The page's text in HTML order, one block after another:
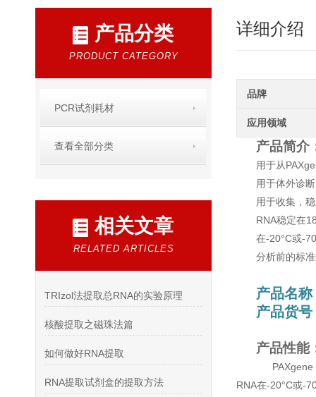
产品分类
PRODUCT CATEGORY
PCR试剂耗材
查看全部分类
相关文章
RELATED ARTICLES
TRIzol法提取总RNA的实验原理
核酸提取之磁珠法篇
如何做好RNA提取
RNA提取试剂盒的提取方法
详细介绍
品牌
应用领域
产品简介
用于从
用于体外诊
用于收集，
RNA稳定在
在-20°C或-
分析前的标
产品名称
产品货
产品性能
PAXgene
RNA在-20°C或-